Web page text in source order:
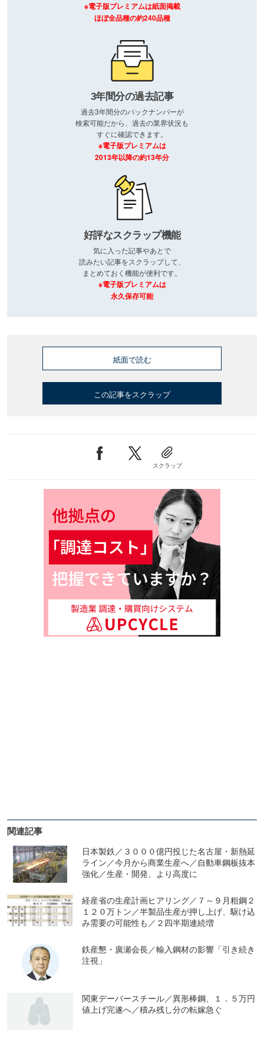
※電子版プレミアムは紙面掲載
ほぼ全品種の約240品種
3年間分の過去記事
過去3年間分のバックナンバーが
検索可能だから、過去の業界状況も
すぐに確認できます。
※電子版プレミアムは
2013年以降の約13年分
好評なスクラップ機能
気に入った記事やあとで
読みたい記事をスクラップして、
まとめておく機能が便利です。
※電子版プレミアムは
永久保存可能
紙面で読む
この記事をスクラップ
スクラップ
関連記事
日本製鉄／３０００億円投じた名古屋・新熱延
ライン／今月から商業生産へ／自動車鋼板抜本
強化／生産・開発、より高度に
経産省の生産計画ヒアリング／７～９月粗鋼２
１２０万トン／半製品生産が押し上げ、駆け込
み需要の可能性も／２四半期連続増
鉄産懇・廣瀬会長／輸入鋼材の影響「引き続き
注視」
関東デーバースチール／異形棒鋼、１．５万円
値上げ完遂へ／積み残し分の転嫁急ぐ